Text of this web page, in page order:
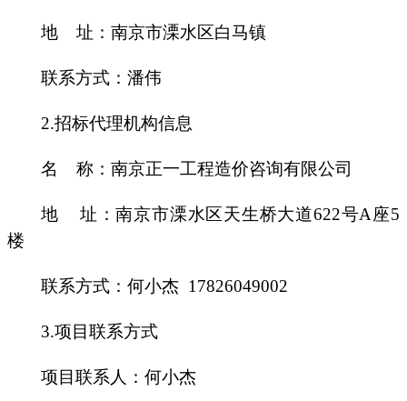
地 址：南京市溧水区白马镇
联系方式： 潘伟
2.招标代理机构信息
名 称： 南京正一工程造价咨询有限公司
地 址：南京市溧水区天生桥大道622号A座5
楼
联系方式： 何小杰 17826049002
3.项目联系方式
项目联系人： 何小杰